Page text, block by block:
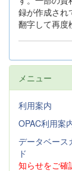
録が作成され
翻字して再度
メニュー
利用案内
OPAC利用案
データベース
ド
知らせをご確